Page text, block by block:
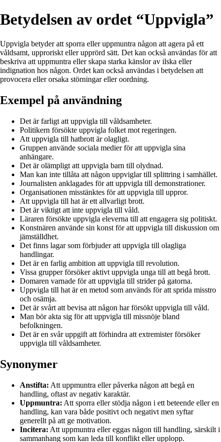
Betydelsen av ordet “Uppvigla”
Uppvigla betyder att sporra eller uppmuntra någon att agera på ett
våldsamt, upproriskt eller upprörd sätt. Det kan också användas för att
beskriva att uppmuntra eller skapa starka känslor av ilska eller
indignation hos någon. Ordet kan också användas i betydelsen att
provocera eller orsaka störningar eller oordning.
Exempel på användning
Det är farligt att uppvigla till våldsamheter.
Politikern försökte uppvigla folket mot regeringen.
Att uppvigla till hatbrott är olagligt.
Gruppen använde sociala medier för att uppvigla sina
anhängare.
Det är olämpligt att uppvigla barn till olydnad.
Man kan inte tillåta att någon uppviglar till splittring i samhället.
Journalisten anklagades för att uppvigla till demonstrationer.
Organisationen misstänktes för att uppvigla till uppror.
Att uppvigla till hat är ett allvarligt brott.
Det är viktigt att inte uppvigla till våld.
Läraren försökte uppvigla eleverna till att engagera sig politiskt.
Konstnären använde sin konst för att uppvigla till diskussion om
jämställdhet.
Det finns lagar som förbjuder att uppvigla till olagliga
handlingar.
Det är en farlig ambition att uppvigla till revolution.
Vissa grupper försöker aktivt uppvigla unga till att begå brott.
Domaren varnade för att uppvigla till strider på gatorna.
Uppvigla till hat är en metod som används för att sprida misstro
och osämja.
Det är svårt att bevisa att någon har försökt uppvigla till våld.
Man bör akta sig för att uppvigla till missnöje bland
befolkningen.
Det är en svår uppgift att förhindra att extremister försöker
uppvigla till våldsamheter.
Synonymer
Anstifta: Att uppmuntra eller påverka någon att begå en
handling, oftast av negativ karaktär.
Uppmuntra: Att sporra eller stödja någon i ett beteende eller en
handling, kan vara både positivt och negativt men syftar
generellt på att ge motivation.
Incitera: Att uppmuntra eller eggas någon till handling, särskilt i
sammanhang som kan leda till konflikt eller upplopp.